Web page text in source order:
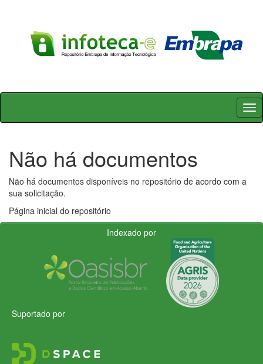
Skip
Não há documentos
Não há documentos disponíveis no repositório de acordo com a
sua solicitação.
Página inicial do repositório
Indexado por
Suportado por